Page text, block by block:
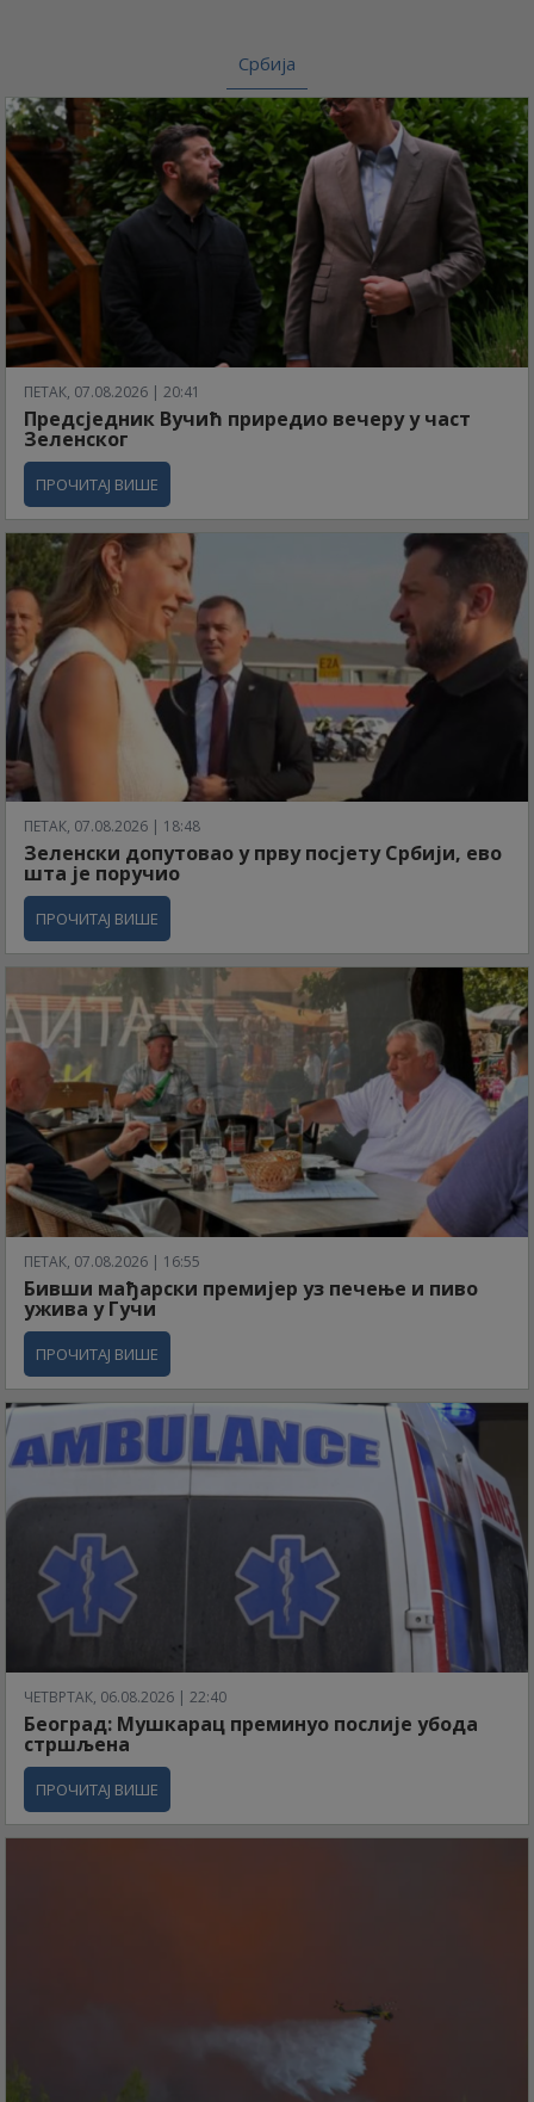
Србија
ПЕТАК, 07.08.2026 | 20:41
Предсједник Вучић приредио вечеру у част
Зеленског
ПРОЧИТАЈ ВИШЕ
ПЕТАК, 07.08.2026 | 18:48
Зеленски допутовао у прву посјету Србији, ево
шта је поручио
ПРОЧИТАЈ ВИШЕ
ПЕТАК, 07.08.2026 | 16:55
Бивши мађарски премијер уз печење и пиво
ужива у Гучи
ПРОЧИТАЈ ВИШЕ
ЧЕТВРТАК, 06.08.2026 | 22:40
Београд: Мушкарац преминуо послије убода
стршљена
ПРОЧИТАЈ ВИШЕ